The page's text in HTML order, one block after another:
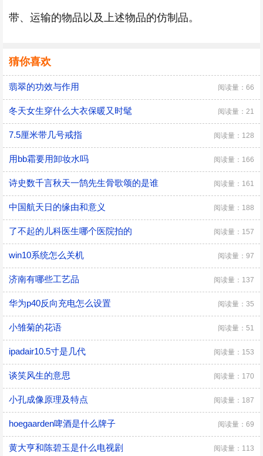
带、运输的物品以及上述物品的仿制品。
猜你喜欢
翡翠的功效与作用 阅读量：66
冬天女生穿什么大衣保暖又时髦 阅读量：21
7.5厘米带几号戒指 阅读量：128
用bb霜要用卸妆水吗 阅读量：166
诗史数千言秋天一鹄先生骨歌颂的是谁 阅读量：161
中国航天日的缘由和意义 阅读量：188
了不起的儿科医生哪个医院拍的 阅读量：157
win10系统怎么关机 阅读量：97
济南有哪些工艺品 阅读量：137
华为p40反向充电怎么设置 阅读量：35
小雏菊的花语 阅读量：51
ipadair10.5寸是几代 阅读量：153
谈笑风生的意思 阅读量：170
小孔成像原理及特点 阅读量：187
hoegaarden啤酒是什么牌子 阅读量：69
黄大亨和陈碧玉是什么电视剧 阅读量：113